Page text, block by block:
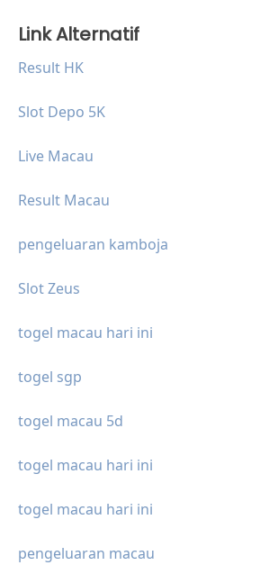
Link Alternatif
Result HK
Slot Depo 5K
Live Macau
Result Macau
pengeluaran kamboja
Slot Zeus
togel macau hari ini
togel sgp
togel macau 5d
togel macau hari ini
togel macau hari ini
pengeluaran macau